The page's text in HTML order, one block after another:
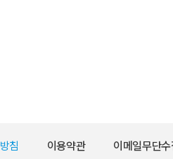
침 이용약관 이메일무단